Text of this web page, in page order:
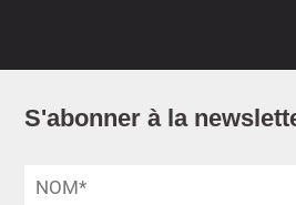
S'abonner à la